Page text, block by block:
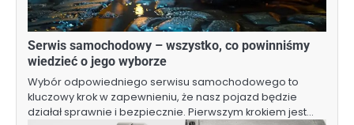
Serwis samochodowy – wszystko, co powinniśmy
wiedzieć o jego wyborze
Wybór odpowiedniego serwisu samochodowego to
kluczowy krok w zapewnieniu, że nasz pojazd będzie
działał sprawnie i bezpiecznie. Pierwszym krokiem jest…